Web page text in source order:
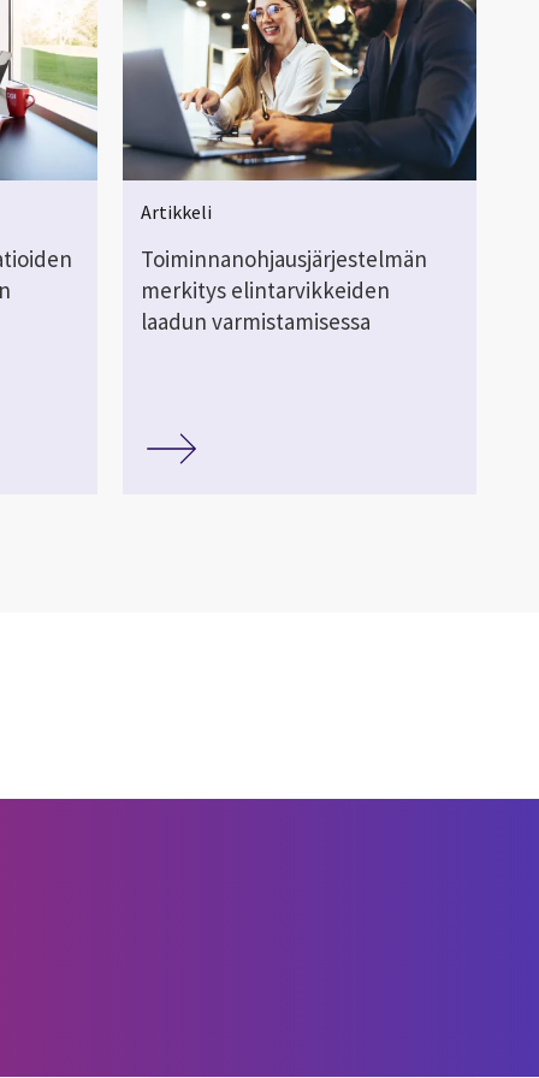
Artikkeli
Toiminnanohjausjärjestelmän
merkitys elintarvikkeiden
laadun varmistamisessa